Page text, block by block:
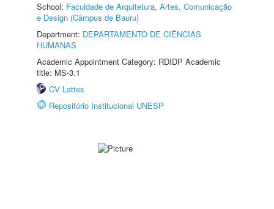
School: Faculdade de Arquitetura, Artes, Comunicação
e Design (Câmpus de Bauru)
Department: DEPARTAMENTO DE CIÊNCIAS
HUMANAS
Academic Appointment Category: RDIDP Academic
title: MS-3.1
CV Lattes
Repositório Institucional UNESP